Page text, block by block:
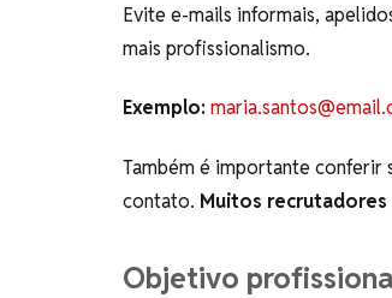
Evite e-mails informais,
mais profissionalismo.
Exemplo:
Também é importante conferir
contato. Muitos
Objetivo